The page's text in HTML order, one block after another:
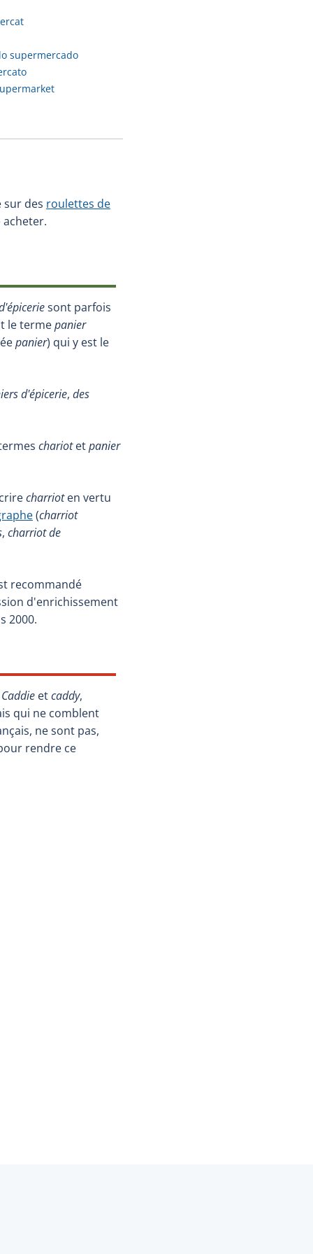
supermercado
des roulettes de
sont parfois
le termepanier
panier) qui y est le
d'épicerie, des
chariotetpanier
charrioten vertu
(charriot
, charriot de
recommandé
d'enrichissement
2000.
Caddie etcaddy,
qui ne comblent
ne sont pas,
rendre ce